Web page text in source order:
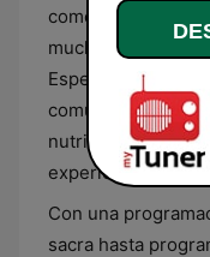
como un faro de
muchos conocen
Esperanza', es el
comunidad
nutrir su vida
experiencias de fe.
Con una
sacra hasta